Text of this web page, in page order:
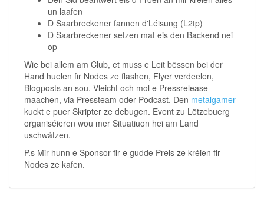
un laafen
D Saarbreckener fannen d'Léisung (L2tp)
D Saarbreckener setzen mat eis den Backend nei
op
Wie bei allem am Club, et muss e Leit bëssen bei der
Hand huelen fir Nodes ze flashen, Flyer verdeelen,
Blogposts an sou. Vleicht och mol e Pressrelease
maachen, via Pressteam oder Podcast. Den metalgamer
kuckt e puer Skripter ze debugen. Event zu Lëtzebuerg
organiséieren wou mer Situatiuon hei am Land
uschwätzen.
P.s Mir hunn e Sponsor fir e gudde Preis ze kréien fir
Nodes ze kafen.